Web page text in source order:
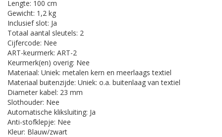
Lengte: 100 cm
Gewicht: 1,2 kg
Inclusief slot: Ja
Totaal aantal sleutels: 2
Cijfercode: Nee
ART-keurmerk: ART-2
Keurmerk(en) overig: Nee
Materiaal: Uniek: metalen kern en meerlaags textiel
Materiaal buitenzijde: Uniek: o.a. buitenlaag van textiel
Diameter kabel: 23 mm
Slothouder: Nee
Automatische kliksluiting: Ja
Anti-stofklepje: Nee
Kleur: Blauw/zwart